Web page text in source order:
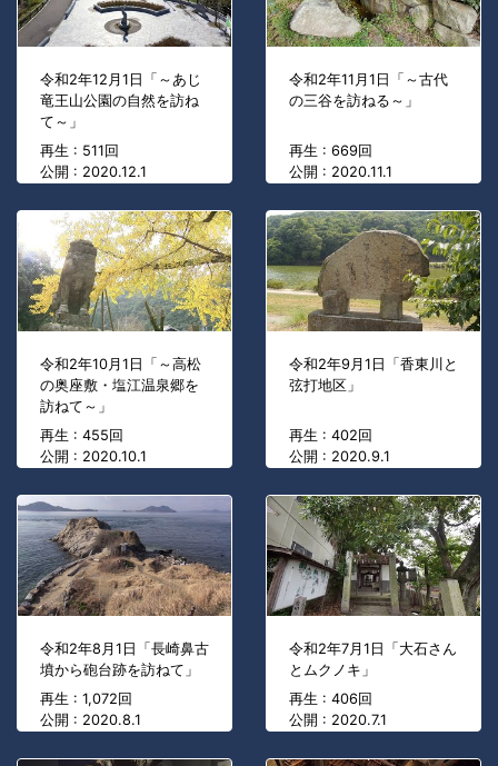
令和2年12月1日「～あじ
竜王山公園の自然を訪ね
て～」
再生 : 511回
公開 : 2020.12.1
令和2年11月1日「～古代
の三谷を訪ねる～」
再生 : 669回
公開 : 2020.11.1
令和2年10月1日「～高松
の奥座敷・塩江温泉郷を
訪ねて～」
再生 : 455回
公開 : 2020.10.1
令和2年9月1日「香東川と
弦打地区」
再生 : 402回
公開 : 2020.9.1
令和2年8月1日「長崎鼻古
墳から砲台跡を訪ねて」
再生 : 1,072回
公開 : 2020.8.1
令和2年7月1日「大石さん
とムクノキ」
再生 : 406回
公開 : 2020.7.1